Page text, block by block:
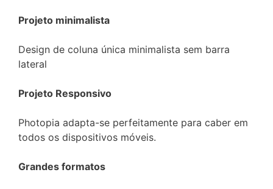
Projeto minimalista
Design de coluna única minimalista sem barra
lateral
Projeto Responsivo
Photopia adapta-se perfeitamente para caber em
todos os dispositivos móveis.
Grandes formatos